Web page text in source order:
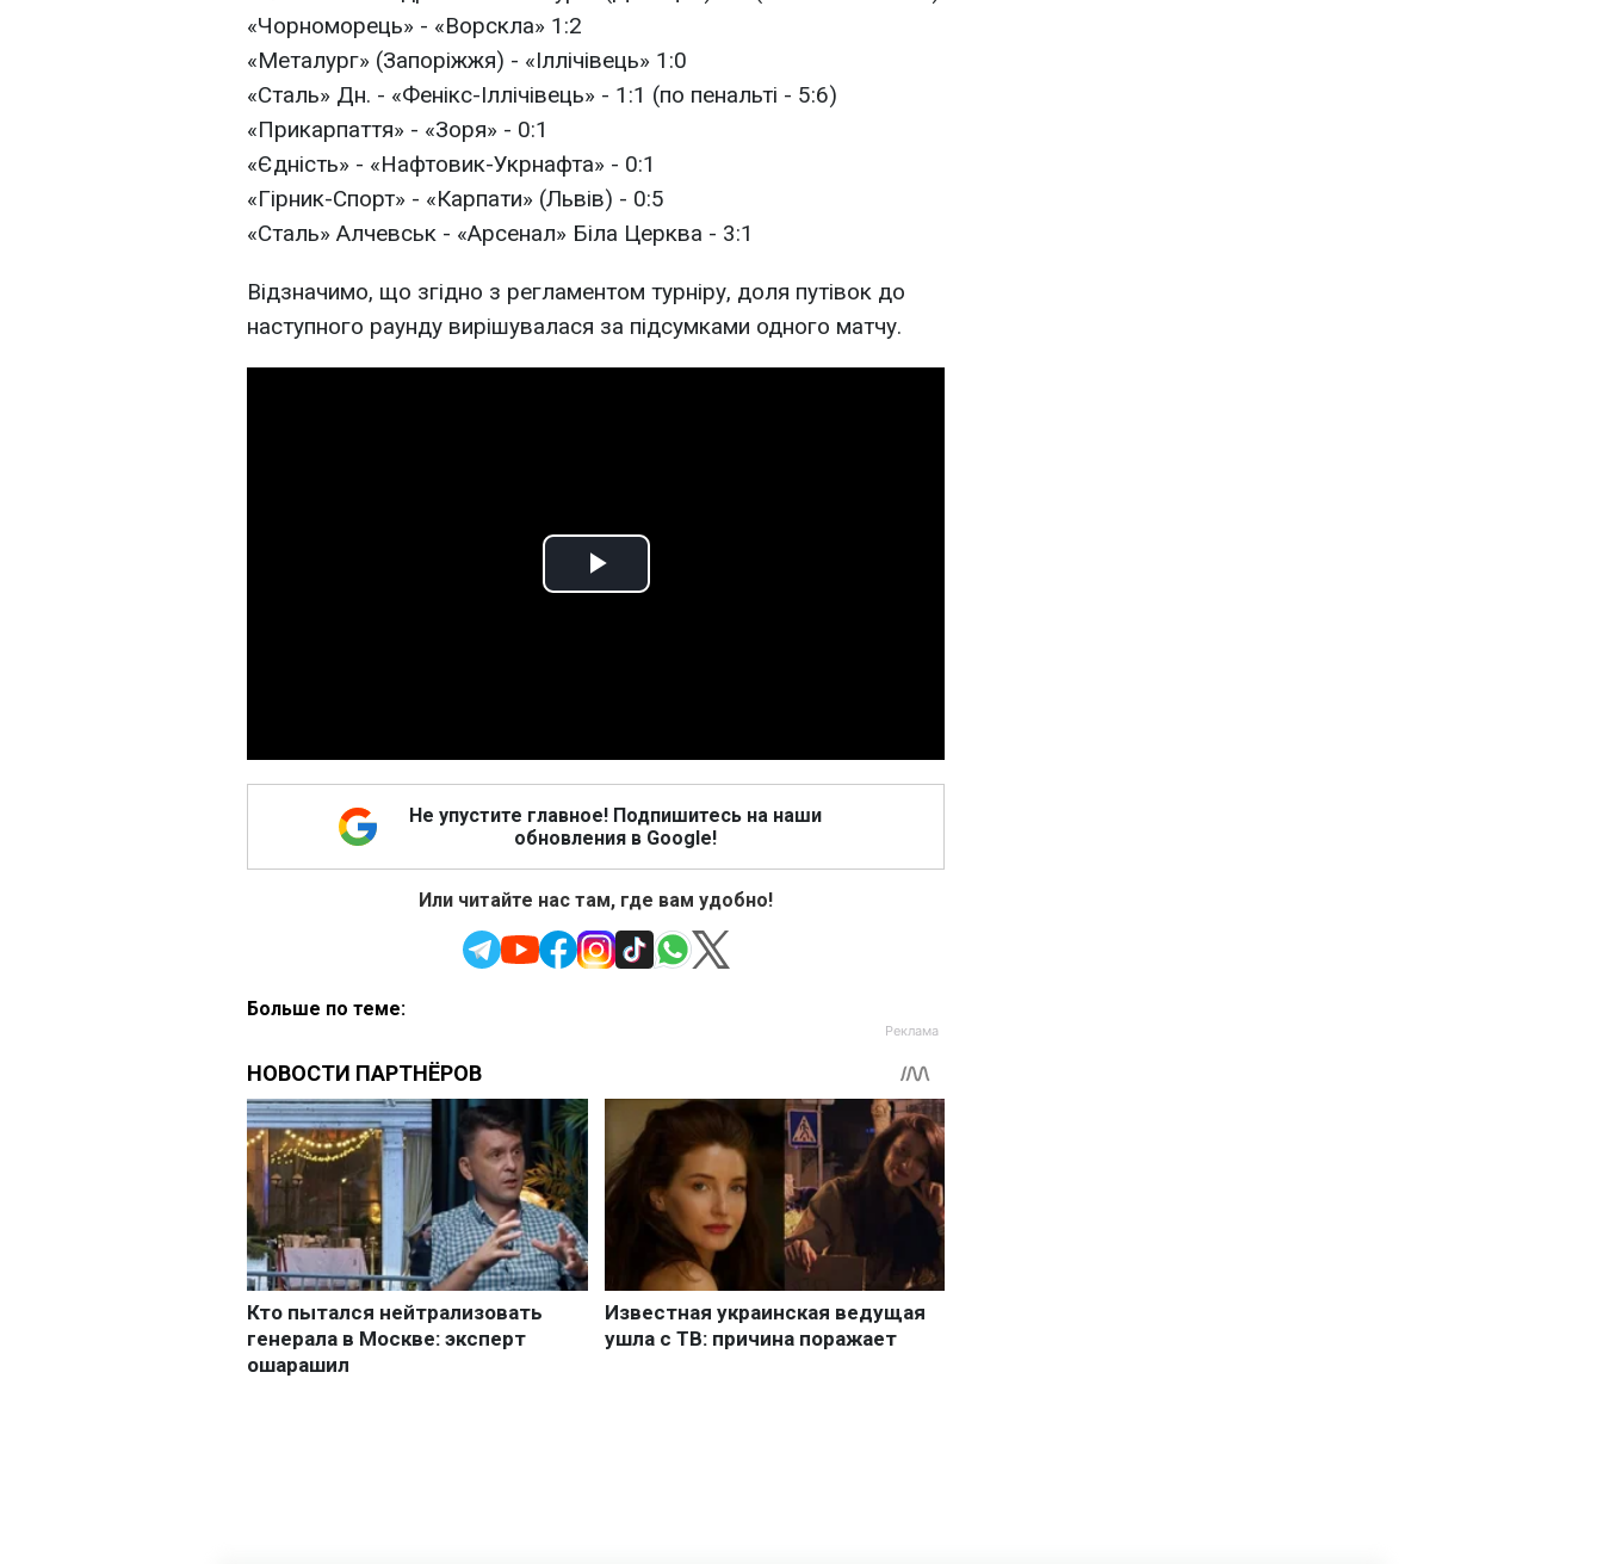
«Чорноморець» - «Ворскла» 1:2
«Металург» (Запоріжжя) - «Іллічівець» 1:0
«Сталь» Дн. - «Фенікс-Іллічівець» - 1:1 (по пенальті - 5:6)
«Прикарпаття» - «Зоря» - 0:1
«Єдність» - «Нафтовик-Укрнафта» - 0:1
«Гірник-Спорт» - «Карпати» (Львів) - 0:5
«Сталь» Алчевськ - «Арсенал» Біла Церква - 3:1
Відзначимо, що згідно з регламентом турніру, доля путівок до
наступного раунду вирішувалася за підсумками одного матчу.
Play
Не упустите главное! Подпишитесь на наши
обновления в Google!
Или читайте нас там, где вам удобно!
Больше по теме: